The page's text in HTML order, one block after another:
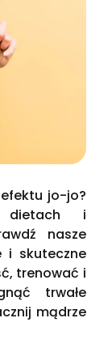
efektu jo-jo?
dietach i
nasze
i skuteczne
trenować i
trwałe
mądrze